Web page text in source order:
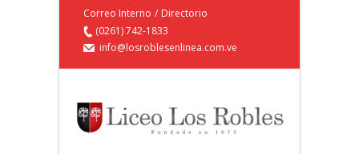
Correo Interno / Directorio
(0261) 742-1833
info@losroblesenlinea.com.ve